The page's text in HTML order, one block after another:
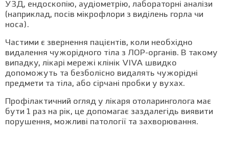
УЗД, ендоскопію, аудіометрію, лабораторні аналізи
(наприклад, посів мікрофлори з виділень горла чи
носа).
Частими є звернення пацієнтів, коли необхідно
видалення чужорідного тіла з ЛОР-органів. В такому
випадку, лікарі мережі клінік VIVA швидко
допоможуть та безболісно видалять чужорідні
предмети та тіла, або сірчані пробки у вухах.
Профілактичний огляд у лікаря отоларинголога має
бути 1 раз на рік, це допомагає заздалегідь виявити
порушення, можливі патології та захворювання.